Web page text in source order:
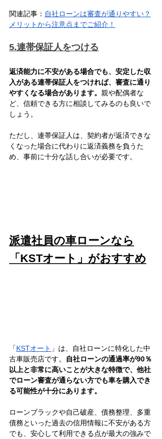
関連記事： 自社ローンは審査が通りやすい？
メリットから注意点までご紹介！
5.連帯保証人をつける
返済能力に不安がある場合でも、安定した収
入がある連帯保証人をつければ、審査に通り
やすくなる場合があります。 親や配偶者な
ど、信頼できる方に相談してみるのも良いで
しょう。
ただし、連帯保証人は、契約者が返済できな
くなった場合に代わりに返済義務を負うた
め、事前に十分な話し合いが必要です。
派遣社員の車ローンなら
「KSTオート」がおすすめ
「KSTオート 」は、自社ローンに特化した中
古車販売店です。
自社ローンの通過率が90％
以上と非常に高いことが大きな特徴で、他社
でローン審査が通らない方でも車を購入でき
る可能性が十分にあります。
ローンブラックや自己破産、債務整理、多重
債務といった過去の信用情報に不安がある方
でも、安心して利用できる点が最大の強みで